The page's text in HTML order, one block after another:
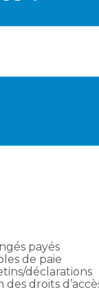
payés
de paie
déclarations
droits